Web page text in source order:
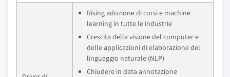
Rising adozione di corsi e machine
learning in tutte le industrie
Crescita della visione del computer e
delle applicazioni di elaborazione del
linguaggio naturale (NLP)
Chiudere in data annotazione